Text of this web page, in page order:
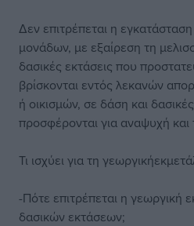
Δεν επιτρέπεται η
μονάδων, με εξαίρεση τη
δασικές εκτάσεις που
βρίσκονται εντός λεκανών
ή οικισμών, σε δάση και
προσφέρονται για αναψυχή και
Τι ισχύει για τη
-Πότε επιτρέπεται η γεωργική
δασικών εκτάσεων;